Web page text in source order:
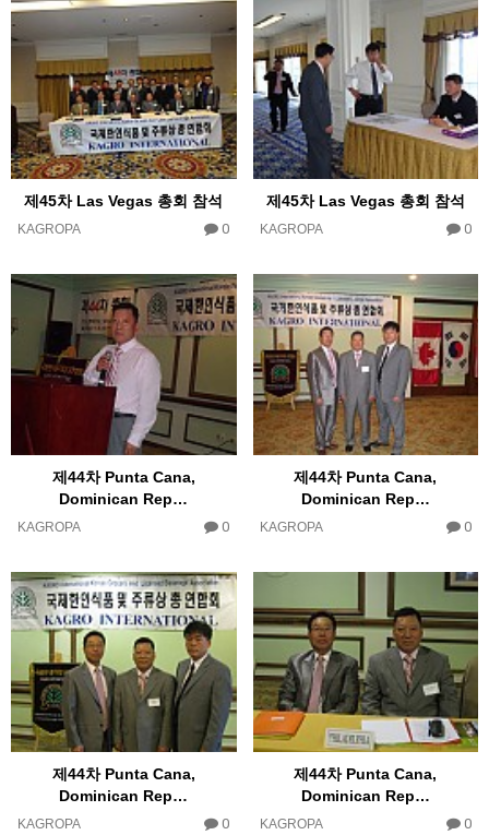
제45차 Las Vegas 총회 참석
KAGROPA 0
제45차 Las Vegas 총회 참석
KAGROPA 0
제44차 Punta Cana,
Dominican Rep…
KAGROPA 0
제44차 Punta Cana,
Dominican Rep…
KAGROPA 0
제44차 Punta Cana,
Dominican Rep…
KAGROPA 0
제44차 Punta Cana,
Dominican Rep…
KAGROPA 0